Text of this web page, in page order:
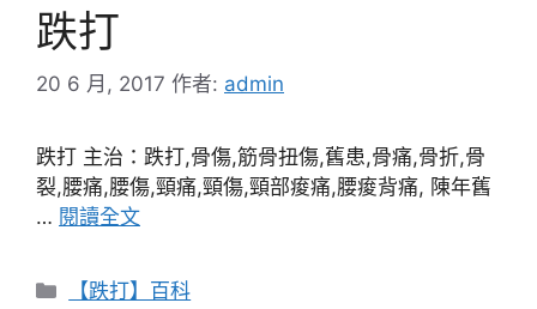
跌打
20 6 月, 2017 作者: admin
跌打 主治：跌打,骨傷,筋骨扭傷,舊患,骨痛,骨折,骨
裂,腰痛,腰傷,頸痛,頸傷,頸部痠痛,腰痠背痛, 陳年舊
… 閱讀全文
分
【跌打】百科